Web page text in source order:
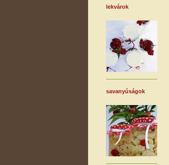
lekvárok
savanyúságok